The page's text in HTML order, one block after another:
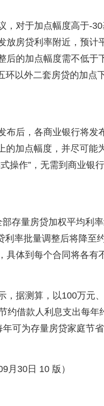
，对于加点幅度高于-
放房贷利率附近，预
后的加点幅度需不低
环以外二套房贷的加点
布后，各商业银行将
的加点幅度，并尽可能
操作”，无需到商业银
存量房贷加权平均利
利率批量调整后将降至
体到每个合同将各有
，据测算，以100万元
约借款人利息支出每
可为存量房贷家庭节省
月30日 10 版）